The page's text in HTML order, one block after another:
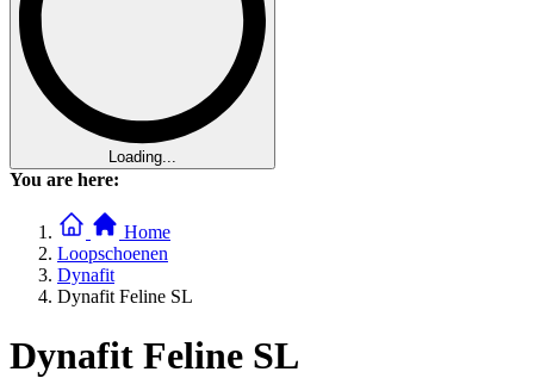
Loading...
You are here:
Home
Loopschoenen
Dynafit
Dynafit Feline SL
Dynafit Feline SL